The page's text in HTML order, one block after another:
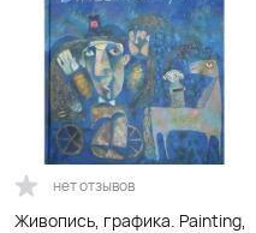
нет отзывов
Живопись, графика. Painting,